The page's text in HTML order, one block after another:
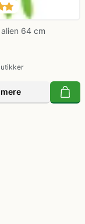
64 cm